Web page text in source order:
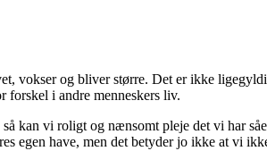
vokser og bliver større. Det er ikke
forskel i andre menneskers liv.
kan vi roligt og nænsomt pleje det vi har
egen have, men det betyder jo ikke at vi